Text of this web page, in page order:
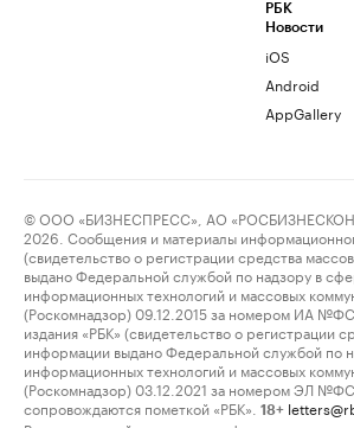
РБК
Новости
iOS
Android
AppGallery
© ООО «БИЗНЕСПРЕСС», АО
2026. Сообщения и материалы
(свидетельство о регистрации средства
выдано Федеральной службой по надзору в
информационных технологий и массовых
(Роскомнадзор) 09.12.2015 за номером ИА
издания «РБК» (свидетельство о регистрации
информации выдано Федеральной службой по
информационных технологий и массовых
(Роскомнадзор) 03.12.2021 за номером ЭЛ
сопровождаются пометкой «РБК».
18+